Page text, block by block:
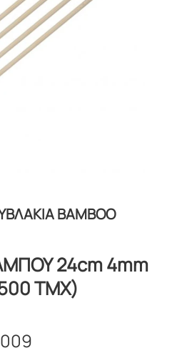
BAMBOO
24cm 4mm
ΤΜΧ)